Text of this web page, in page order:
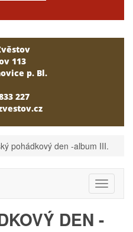
113
p. Bl.
227
pohádkový den -album III.
Toggle
DEN -